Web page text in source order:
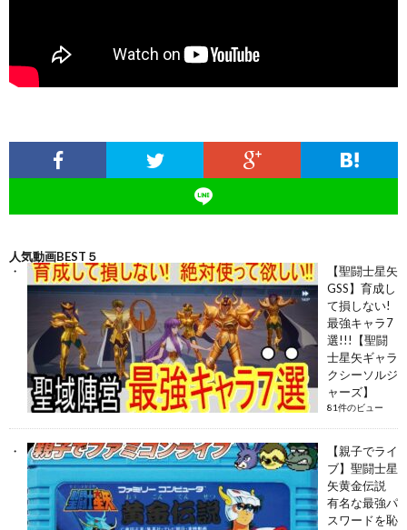
人気動画BEST５
【聖闘士星矢
GSS】育成し
て損しない!
最強キャラ7
選!!!【聖闘
士星矢ギャラ
クシーソルジ
ャーズ】
81件のビュー
【親子でライ
ブ】聖闘士星
矢黄金伝説
有名な最強パ
スワードを恥